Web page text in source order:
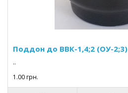
Поддон до ВВК-1,4;2 (ОУ-2;3)
..
1.00 грн.